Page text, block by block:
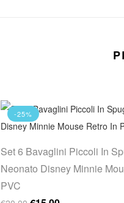
-25%
Set 6 Bavaglini Piccoli In
Neonato Disney Minnie
PVC